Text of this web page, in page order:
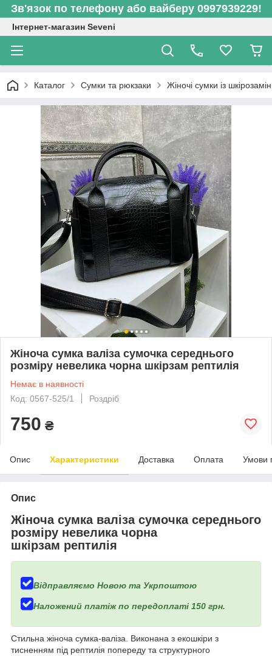
Зв'язок по телефону або вайберу 0997939229!
Інтернет-магазин Seveni
Каталог Сумки та рюкзаки Жіночі сумки із
Жіноча сумка валіза сумочка середнього
розміру невелика чорна шкірзам рептилія
Немає в наявності
Код: 0567-525/1
Роздріб
750 ₴
Опис Характеристики Доставка Оплата Умови
Опис
Жіноча сумка валіза сумочка середнього
розміру невелика чорна
шкірзам рептилія
Відправляємо Новою та Укрпоштою
Наложений платіж по передоплаті 150 грн.
Стильна жіноча сумка-валіза. Виконана з екошкіри з
тисненням під рептилія попереду та структурного